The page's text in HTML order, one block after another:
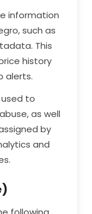
information
such as
This
history
alerts.
to
as well
by
and